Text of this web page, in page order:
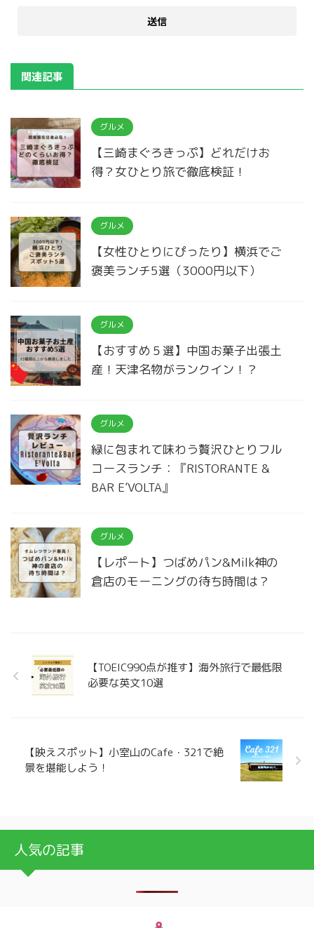
関連記事
グルメ
【三崎まぐろきっぷ】どれだけお
得？女ひとり旅で徹底検証！
グルメ
【女性ひとりにぴったり】横浜でご
褒美ランチ5選（3000円以下）
グルメ
【おすすめ５選】中国お菓子出張土
産！天津名物がランクイン！？
グルメ
緑に包まれて味わう贅沢ひとりフル
コースランチ：『RISTORANTE &
BAR E’VOLTA』
グルメ
【レポート】つばめパン&Milk神の
倉店のモーニングの待ち時間は？
【TOEIC990点が推す】海外旅行で最低限
必要な英文10選
【映えスポット】小室山のCafe・321で絶
景を堪能しよう！
人気の記事